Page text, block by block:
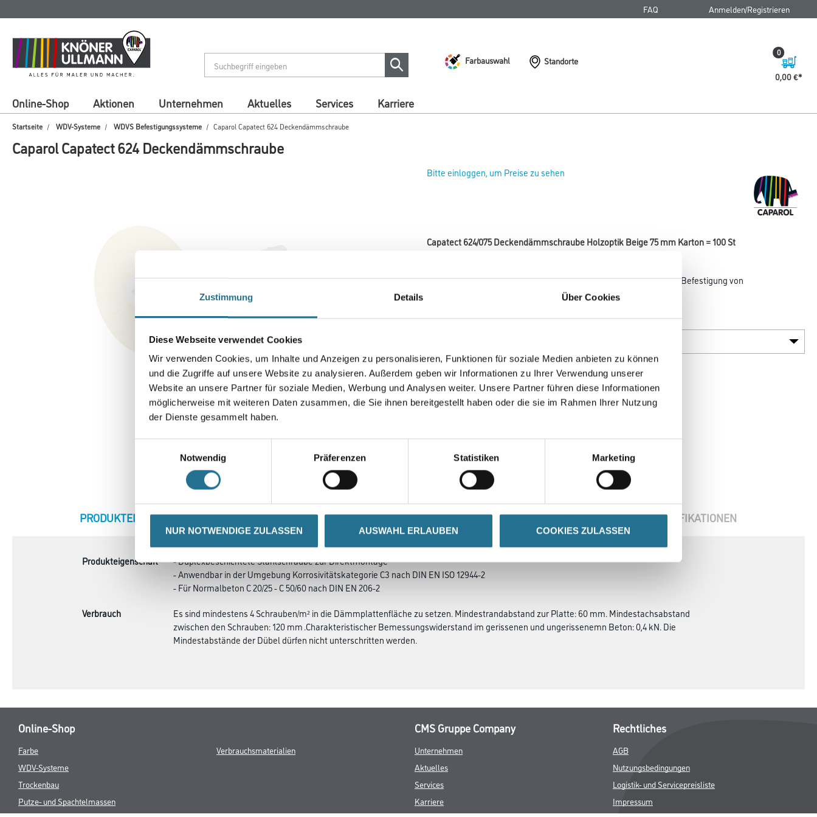
Zustimmung Details Über Cookies
Diese Webseite verwendet Cookies
Wir verwenden Cookies, um Inhalte und Anzeigen zu personalisieren, Funktionen für soziale Medien anbieten zu können
und die Zugriffe auf unsere Website zu analysieren. Außerdem geben wir Informationen zu Ihrer Verwendung unserer
Website an unsere Partner für soziale Medien, Werbung und Analysen weiter. Unsere Partner führen diese Informationen
möglicherweise mit weiteren Daten zusammen, die Sie ihnen bereitgestellt haben oder die sie im Rahmen Ihrer Nutzung
der Dienste gesammelt haben.
Notwendig
Präferenzen Statistiken Marketing
NUR NOTWENDIGE ZULASSEN AUSWAHL ERLAUBEN COOKIES ZULASSEN
springen
springen
FAQ Anmelden/Registrieren
Farbauswahl
Standorte
0,00 €
0
Online-Shop Aktionen Unternehmen Aktuelles Services Karriere
Startseite WDV-Systeme WDVS Befestigungssysteme Caparol Capatect 624 Deckendämmschraube
Caparol Capatect 624 Deckendämmschraube
Bitte einloggen, um Preise zu sehen
Capatect 624/075 Deckendämmschraube Holzoptik Beige 75 mm Karton = 100 St
Bauaufsichtlich zugelassene Deckendämmschraube zur sicheren Befestigung von
Deckendämmungen im Innenbereich.
Gebinde Variante
Umrechnungsfaktoren
CURRENT
PRODUKTEIGENSCHAFTEN ZUSATZINFOS GEFAHRENHINWEISE DATENBLÄTTER SPEZIFIKATIONEN
Produkteigenschaft
- Duplexbeschichtete Stahlschraube zur Direktmontage
- Anwendbar in der Umgebung Korrosivitätskategorie C3 nach DIN EN ISO 12944-2
- Für Normalbeton C 20/25 - C 50/60 nach DIN EN 206-2
Verbrauch
Es sind mindestens 4 Schrauben/m² in die Dämmplattenfläche zu setzen. Mindestrandabstand zur Platte: 60 mm. Mindestachsabstand
zwischen den Schrauben: 120 mm .Charakteristischer Bemessungswiderstand im gerissenen und ungerissenemn Beton: 0,4 kN. Die
Mindestabstände der Dübel dürfen nicht unterschritten werden.
Online-Shop
Farbe
WDV-Systeme
Trockenbau
Putze- und Spachtelmassen
Verbrauchsmaterialien
CMS Gruppe Company
Unternehmen
Aktuelles
Services
Karriere
Rechtliches
AGB
Nutzungsbedingungen
Logistik- und Servicepreisliste
Impressum